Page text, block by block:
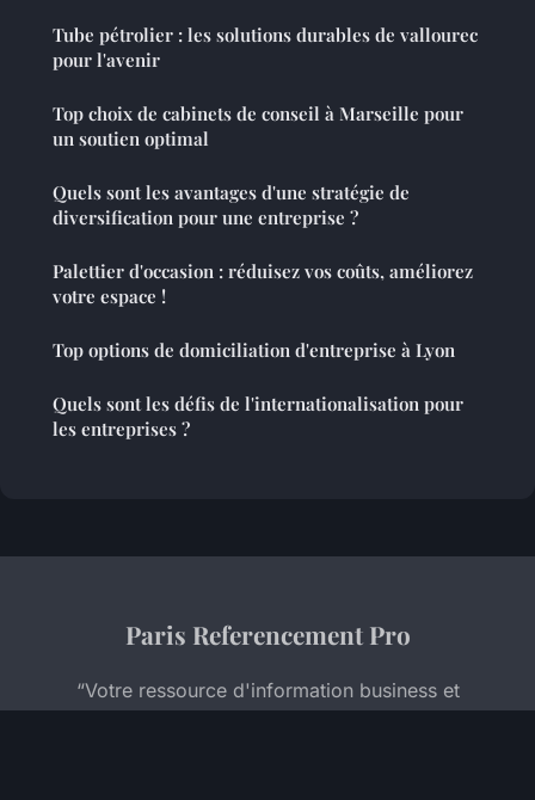
Tube pétrolier : les solutions durables de vallourec
pour l'avenir
Top choix de cabinets de conseil à Marseille pour
un soutien optimal
Quels sont les avantages d'une stratégie de
diversification pour une entreprise ?
Palettier d'occasion : réduisez vos coûts, améliorez
votre espace !
Top options de domiciliation d'entreprise à Lyon
Quels sont les défis de l'internationalisation pour
les entreprises ?
Paris Referencement Pro
“Votre ressource d'information business et